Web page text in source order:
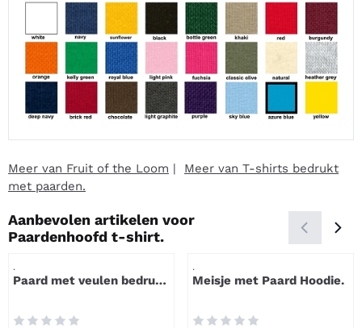
Meer van Fruit of the Loom | Meer van T-shirts bedrukt
met paarden.
Aanbevolen artikelen voor
Paardenhoofd t-shirt.
.
Paard met veulen bedrukt
.
Meisje met Paard Hoodie.